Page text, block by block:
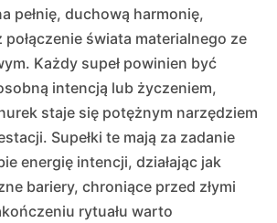
pełnię, duchową harmonię,
świata materialnego ze
Każdy supeł powinien być
intencją lub życzeniem,
staje się potężnym narzędziem
Supełki te mają za zadanie
energię intencji, działając jak
bariery, chroniące przed złymi
rytuału warto